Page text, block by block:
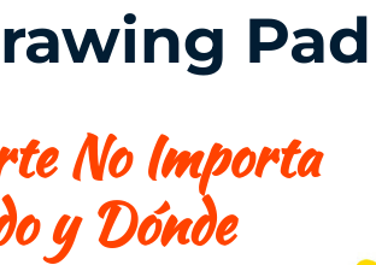
Pad
No Importa
y Dónde